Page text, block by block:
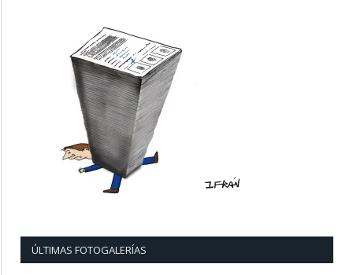
ÚLTIMAS FOTOGALERÍAS